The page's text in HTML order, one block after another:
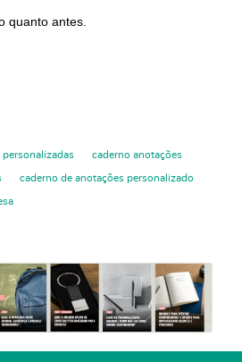
quanto antes.
personalizadas caderno anotações
caderno de anotações personalizado